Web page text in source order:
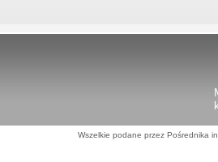
Wszelkie podane przez Pośrednika